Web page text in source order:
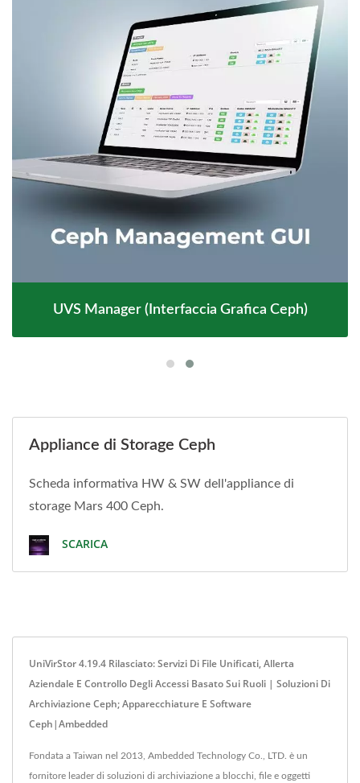
UVS Manager (interfaccia Grafica Ceph)
Appliance di Storage Ceph
Scheda informativa HW & SW dell'appliance di
storage Mars 400 Ceph.
SCARICA
UniVirStor 4.19.4 Rilasciato: Servizi Di File Unificati, Allerta
Aziendale E Controllo Degli Accessi Basato Sui Ruoli | Soluzioni Di
Archiviazione Ceph; Apparecchiature E Software
Ceph|Ambedded
Fondata a Taiwan nel 2013, Ambedded Technology Co., LTD. è un
fornitore leader di soluzioni di archiviazione a blocchi, file e oggetti